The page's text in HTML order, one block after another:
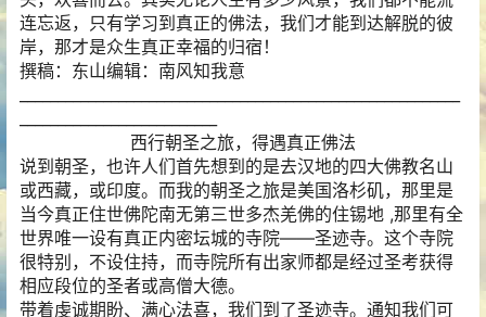
连忘返，只有学习到真正的佛法，我们才能到达解脱的彼
岸，那才是众生真正幸福的归宿！
撰稿：东山编辑：南风知我意
西行朝圣之旅，得遇真正佛法
说到朝圣，也许人们首先想到的是去汉地的四大佛教名山
或西藏，或印度。而我的朝圣之旅是美国洛杉矶，那里是
当今真正住世佛陀南无第三世多杰羌佛的住锡地 ,那里有全
世界唯一设有真正内密坛城的寺院——圣迹寺。这个寺院
很特别，不设住持，而寺院所有出家师都是经过圣考获得
相应段位的圣者或高僧大德。
带着虔诚期盼、满心法喜，我们到了圣迹寺。通知我们可